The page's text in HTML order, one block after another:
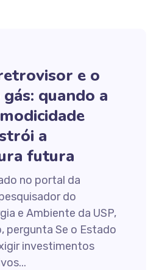
e o
quando a
a
futura
no portal da
do
e Ambiente da USP,
pergunta Se o Estado
investimentos